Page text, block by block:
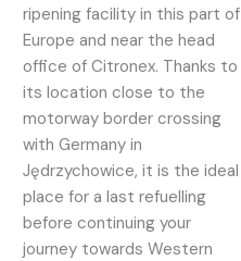
ripening facility in this part of
Europe and near the head
office of Citronex. Thanks to
its location close to the
motorway border crossing
with Germany in
Jędrzychowice, it is the ideal
place for a last refuelling
before continuing your
journey towards Western